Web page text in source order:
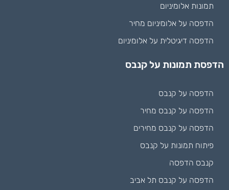
תמונות אלומיניום
הדפסה על אלומיניום מחיר
הדפסה דיגיטלית על אלומיניום
הדפסת תמונות על קנבס
הדפסה על קנבס
הדפסה על קנבס מחיר
הדפסה על קנבס מחירים
פיתוח תמונות על קנבס
קנבס הדפסה
הדפסה על קנבס תל אביב